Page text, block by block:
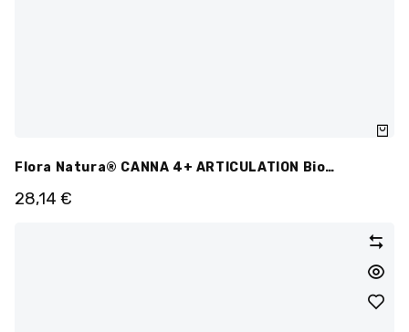
Flora Natura® CANNA 4+ ARTICULATION Bio
Ampoules
28,14 €